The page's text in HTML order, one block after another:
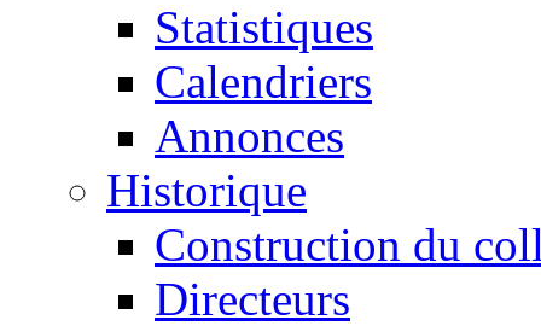
Statistiques
Calendriers
Annonces
Historique
Construction du
Directeurs